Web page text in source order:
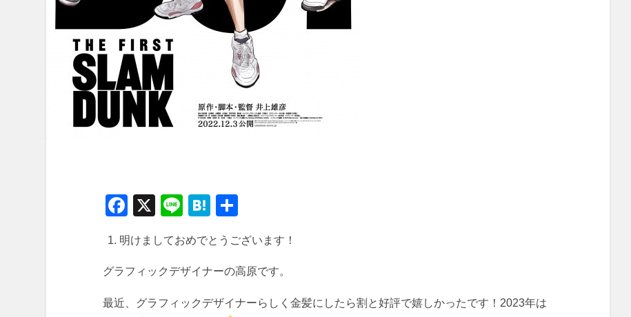
Facebook
X LineHatena
明けましておめでとうございます！
グラフィックデザイナーの高原です。
最近、グラフィックデザイナーらしく金髪にしたら割と好評で嬉しかったです‍！2023年は